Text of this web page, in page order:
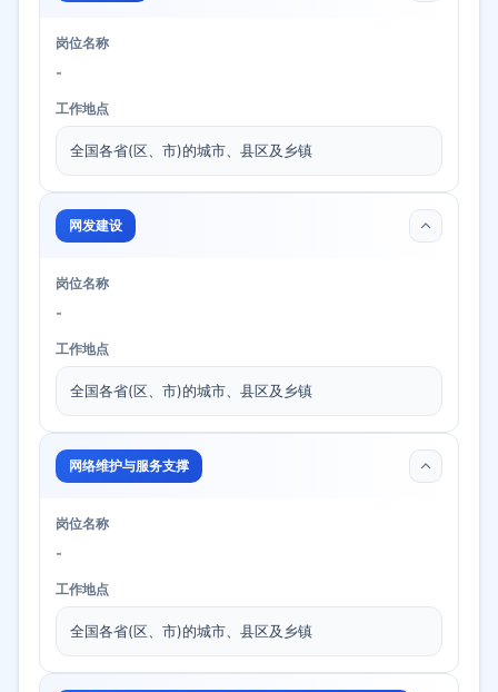
岗位名称
-
工作地点
全国各省(区、市)的城市、县区及乡镇
网发建设
岗位名称
-
工作地点
全国各省(区、市)的城市、县区及乡镇
网络维护与服务支撑
岗位名称
-
工作地点
全国各省(区、市)的城市、县区及乡镇